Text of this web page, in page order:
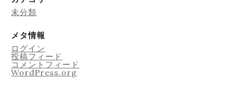
未分類
メタ情報
ログイン
投稿フィード
コメントフィード
WordPress.org